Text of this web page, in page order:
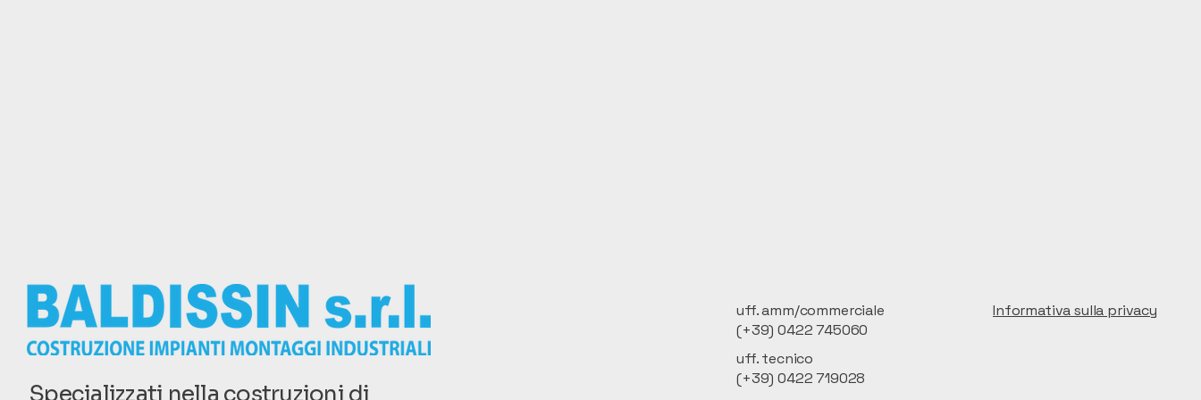
uff. amm/commerciale
(+39) 0422 745060
uff. tecnico
(+39) 0422 719028
Informativa sulla privacy